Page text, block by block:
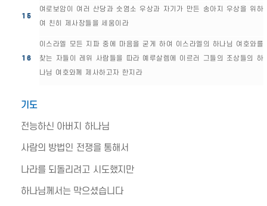
15
여로보암이 여러 산당과 숫염소 우상과 자기가 만든 송아지 우상을 위하
여 친히 제사장들을 세움이라
16
이스라엘 모든 지파 중에 마음을 굳게 하여 이스라엘의 하나님 여호와를
찾는 자들이 레위 사람들을 따라 예루살렘에 이르러 그들의 조상들의 하
나님 여호와께 제사하고자 한지라
기도
전능하신 아버지 하나님
사람의 방법인 전쟁을 통해서
나라를 되돌리려고 시도했지만
하나님께서는 막으셨습니다